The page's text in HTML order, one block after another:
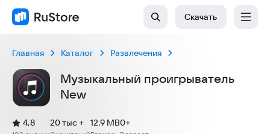
Скачать
Главная Каталог Развлечения
Музыкальный проигрыватель
New
Рейтинг:
4,8
(
) 20 тыс + 12.9 MB0+